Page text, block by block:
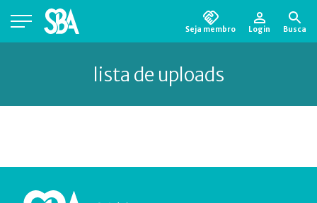
Seja membro Login Busca
para encontrá-lo.lista de uploads